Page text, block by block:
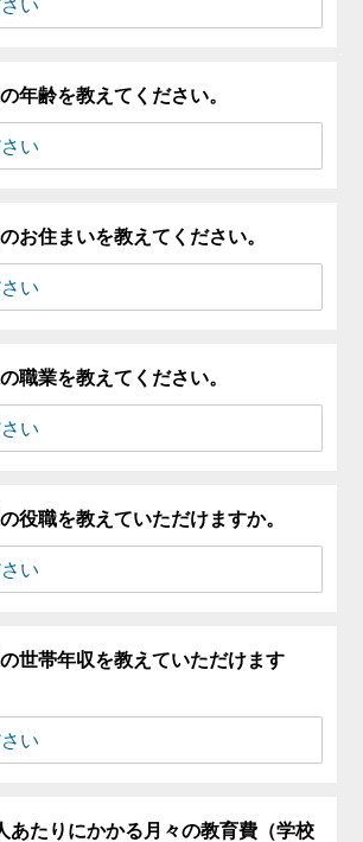
年齢を教えてください。
お住まいを教えてください。
職業を教えてください。
役職を教えていただけますか。
世帯年収を教えていただけます
あたりにかかる月々の教育費（学校